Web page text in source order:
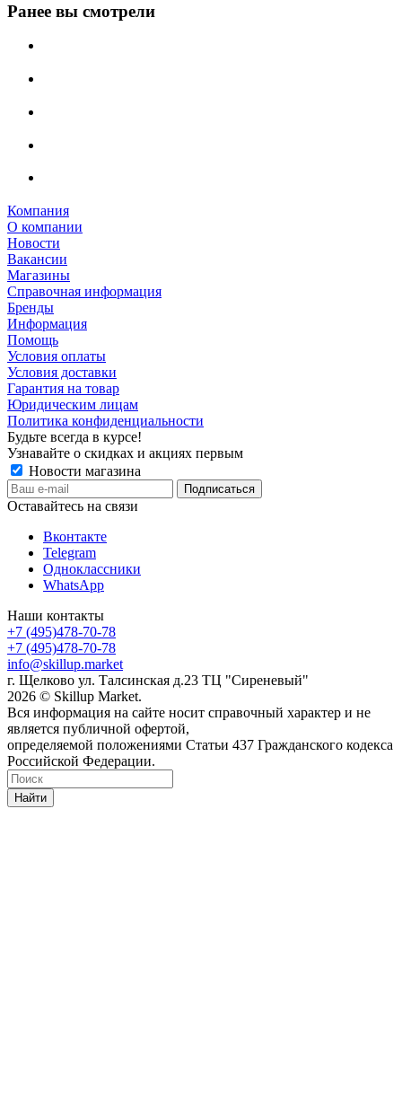
Ранее вы смотрели
Компания
О компании
Новости
Вакансии
Магазины
Справочная информация
Бренды
Информация
Помощь
Условия оплаты
Условия доставки
Гарантия на товар
Юридическим лицам
Политика конфиденциальности
Будьте всегда в курсе!
Узнавайте о скидках и акциях первым
Новости магазина
Оставайтесь на связи
Вконтакте
Telegram
Одноклассники
WhatsApp
Наши контакты
+7 (495)478-70-78
+7 (495)478-70-78
info@skillup.market
г. Щелково ул. Талсинская д.23 ТЦ "Сиреневый"
2026 © Skillup Market.
Вся информация на сайте носит справочный характер и не
является публичной офертой,
определяемой положениями Статьи 437 Гражданского кодекса
Российской Федерации.
Найти